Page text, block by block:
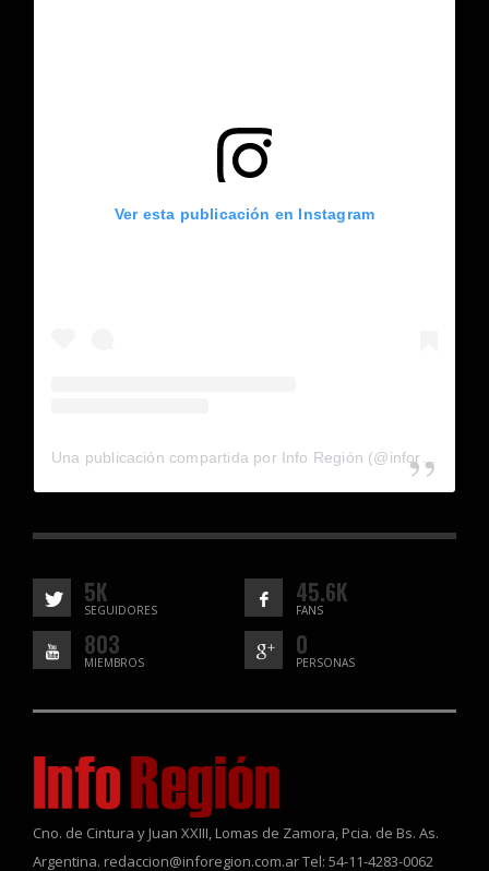
Ver esta publicación en Instagram
Una publicación compartida por Info Región (@inforegion_redes)
5K
SEGUIDORES
45.6K
FANS
803
MIEMBROS
0
PERSONAS
Cno. de Cintura y Juan XXIII, Lomas de Zamora, Pcia. de Bs. As.
Argentina. redaccion@inforegion.com.ar Tel: 54-11-4283-0062